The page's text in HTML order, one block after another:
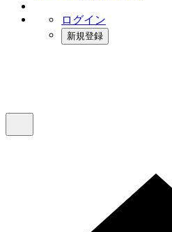
ログイン
新規登録